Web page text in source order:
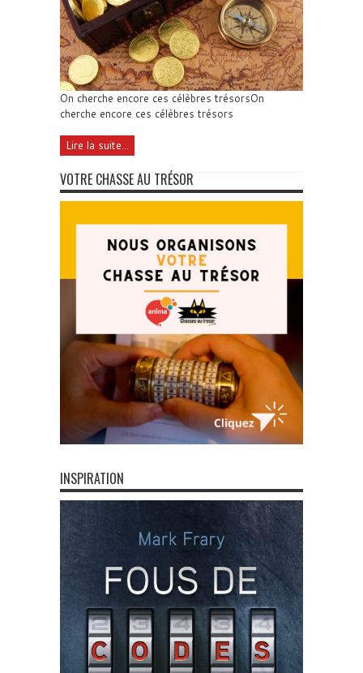
On cherche encore ces célèbres trésorsOn
cherche encore ces célèbres trésors
Lire la suite...
VOTRE CHASSE AU TRÉSOR
INSPIRATION